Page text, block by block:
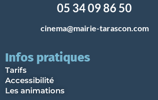
05 34 09 86 50
cinema@mairie-tarascon.com
Infos pratiques
Tarifs
Accessibilité
Les animations